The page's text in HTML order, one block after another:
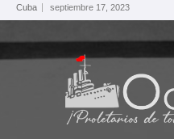
Cuba septiembre 17, 2023